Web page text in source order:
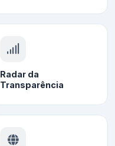
Radar da
Transparência